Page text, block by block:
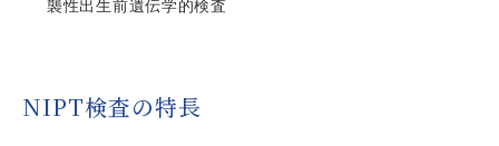
襲性出生前遺伝学的検査
NIPT検査の特長